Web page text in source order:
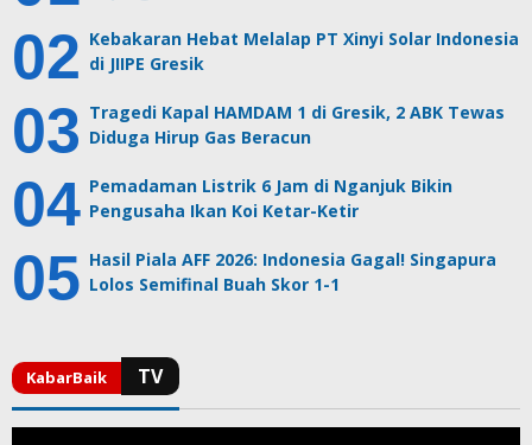
Kebakaran Hebat Melalap PT Xinyi Solar Indonesia
di JIIPE Gresik
Tragedi Kapal HAMDAM 1 di Gresik, 2 ABK Tewas
Diduga Hirup Gas Beracun
Pemadaman Listrik 6 Jam di Nganjuk Bikin
Pengusaha Ikan Koi Ketar-Ketir
Hasil Piala AFF 2026: Indonesia Gagal! Singapura
Lolos Semifinal Buah Skor 1-1